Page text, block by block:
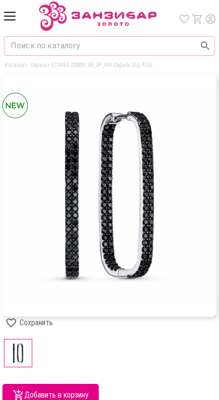
Каталог> Серьги> E10493-20MM_SR_SP_WG Серьги (Ag 925)
Сохранить
Добавить в корзину